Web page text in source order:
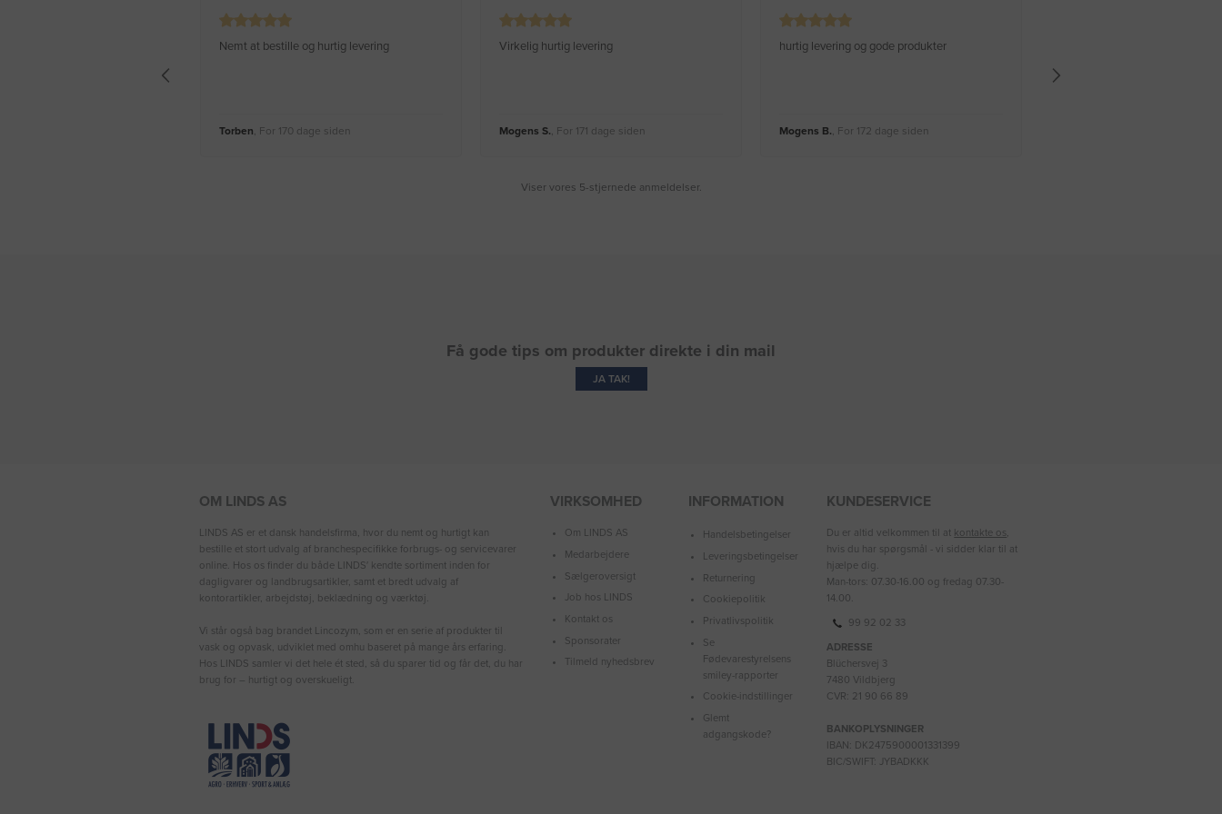
Nemt at bestille og hurtig levering
Torben, For 170 dage siden
Virkelig hurtig levering
Mogens S., For 171 dage siden
hurtig levering og gode produkter
Mogens B., For 172 dage siden
Viser vores 5-stjernede anmeldelser.
Få gode tips om produkter direkte i din mail
JA TAK!
OM LINDS AS
LINDS AS er et dansk handelsfirma, hvor du nemt og hurtigt kan
bestille et stort udvalg af branchespecifikke forbrugs- og servicevarer
online. Hos os finder du både LINDS′ kendte sortiment inden for
dagligvarer og landbrugsartikler, samt et bredt udvalg af
kontorartikler, arbejdstøj, beklædning og værktøj.
Vi står også bag brandet Lincozym, som er en serie af produkter til
vask og opvask, udviklet med omhu baseret på mange års erfaring.
Hos LINDS samler vi det hele ét sted, så du sparer tid og får det, du har
brug for – hurtigt og overskueligt.
VIRKSOMHED
Om LINDS AS
Medarbejdere
Sælgeroversigt
Job hos LINDS
Kontakt os
Sponsorater
Tilmeld nyhedsbrev
INFORMATION
Handelsbetingelser
Leveringsbetingelser
Returnering
Cookiepolitik
Privatlivspolitik
Se
Fødevarestyrelsens
smiley-rapporter
Cookie-indstillinger
Glemt
adgangskode?
KUNDESERVICE
Du er altid velkommen til at kontakte os,
hvis du har spørgsmål - vi sidder klar til at
hjælpe dig.
Man-tors: 07.30-16.00 og fredag 07.30-
14.00.
99 92 02 33
ADRESSE
Blüchersvej 3
7480 Vildbjerg
CVR: 21 90 66 89
BANKOPLYSNINGER
IBAN: DK2475900001331399
BIC/SWIFT: JYBADKKK